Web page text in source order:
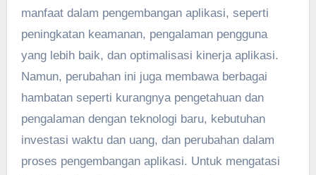
manfaat dalam pengembangan aplikasi, seperti
peningkatan keamanan, pengalaman pengguna
yang lebih baik, dan optimalisasi kinerja aplikasi.
Namun, perubahan ini juga membawa berbagai
hambatan seperti kurangnya pengetahuan dan
pengalaman dengan teknologi baru, kebutuhan
investasi waktu dan uang, dan perubahan dalam
proses pengembangan aplikasi. Untuk mengatasi